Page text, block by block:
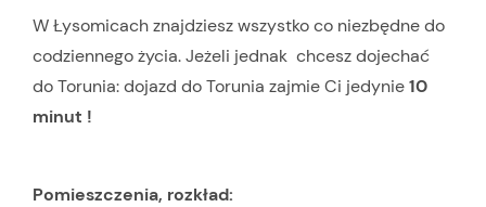
W Łysomicach znajdziesz wszystko co niezbędne do
codziennego życia. Jeżeli jednak chcesz dojechać
do Torunia: dojazd do Torunia zajmie Ci jedynie10
minut !
Pomieszczenia, rozkład: